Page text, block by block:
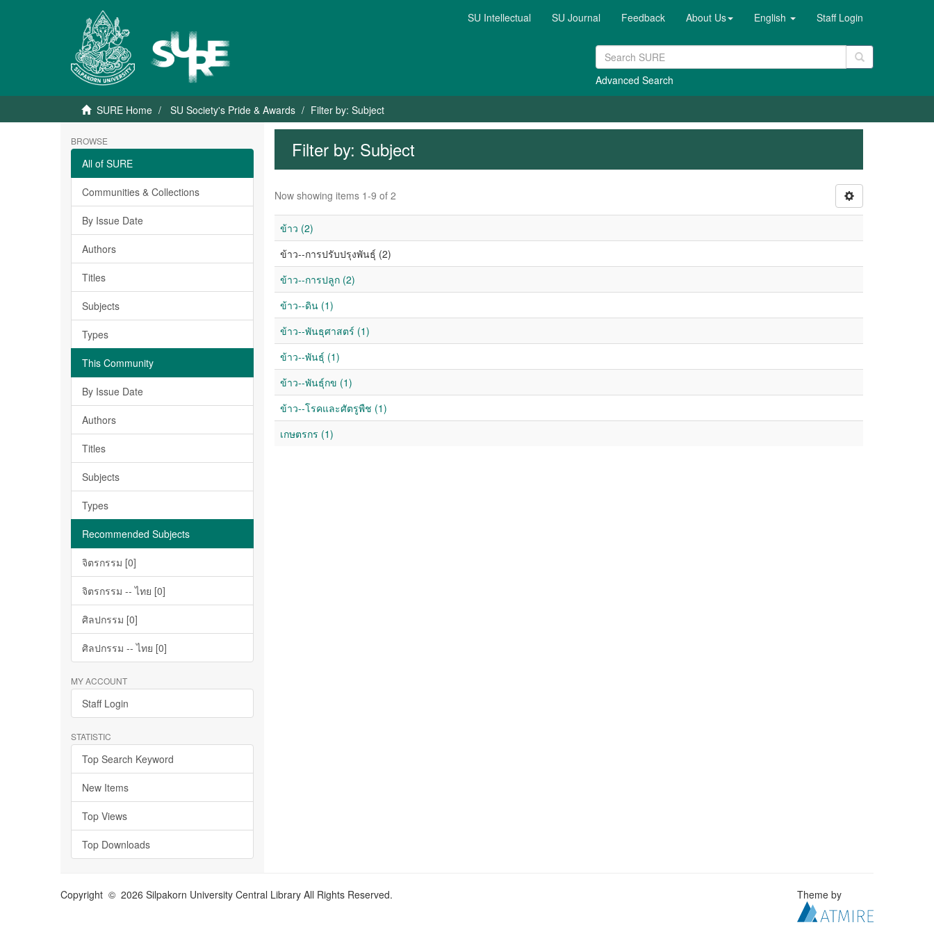
SU Intellectual SU Journal Feedback About Us English Staff Login
Advanced Search
SURE Home SU Society's Pride & Awards Filter by: Subject
BROWSE
All of SURE
Communities & Collections
By Issue Date
Authors
Titles
Subjects
Types
This Community
By Issue Date
Authors
Titles
Subjects
Types
Recommended Subjects
จิตรกรรม [0]
จิตรกรรม -- ไทย [0]
ศิลปกรรม [0]
ศิลปกรรม -- ไทย [0]
MY ACCOUNT
Staff Login
STATISTIC
Top Search Keyword
New Items
Top Views
Top Downloads
Filter by: Subject
Now showing items 1-9 of 2
ข้าว (2)
ข้าว--การปรับปรุงพันธุ์ (2)
ข้าว--การปลูก (2)
ข้าว--ดิน (1)
ข้าว--พันธุศาสตร์ (1)
ข้าว--พันธุ์ (1)
ข้าว--พันธุ์กข (1)
ข้าว--โรคและศัตรูพืช (1)
เกษตรกร (1)
Copyright © 2026 Silpakorn University Central Library All Rights Reserved. Theme by